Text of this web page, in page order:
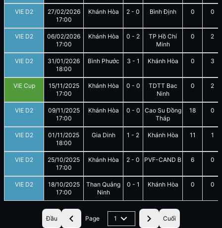
VIE D2
27/02/2026
17:00
Khánh Hòa 2 - 0 Bình Định 0 0
VIE D2
06/02/2026
17:00
Khánh Hòa 0 - 2
TP Hồ Chí
Minh
0 2
VIE D2
31/01/2026
18:00
Bình Phước 3 - 1 Khánh Hòa 0 3
VIE Cup
15/11/2025
17:00
Khánh Hòa 0 - 0
TDTT Bac
Ninh
0 2
VIE D2
09/11/2025
17:00
Khánh Hòa 0 - 0
Cao Su Đồng
Tháp
18 0
VIE D2
01/11/2025
18:00
Gia Dinh 1 - 2 Khánh Hòa 11 1
VIE D2
25/10/2025
17:00
Khánh Hòa 2 - 0 PVF-CAND B 6 0
VIE D2
18/10/2025
17:00
Than Quảng
Ninh
0 - 1 Khánh Hòa 0 0
Đầu Page 1 Cuối